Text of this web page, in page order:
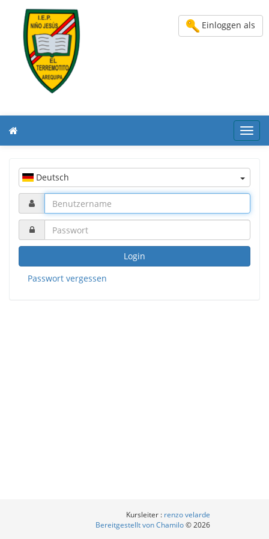
Einloggen als
Deutsch
Login
Passwort vergessen
Kursleiter : renzo velarde
Bereitgestellt von Chamilo© 2026